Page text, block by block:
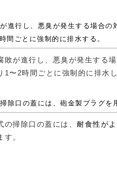
進行し、悪臭が発生する場合の
間ごとに強制的に排水する。
が進行し、悪臭が発生する
〜2時間ごとに強制的に排水し
除口の蓋には、砲金製プラグを
掃除口の蓋には、 耐食性が
。